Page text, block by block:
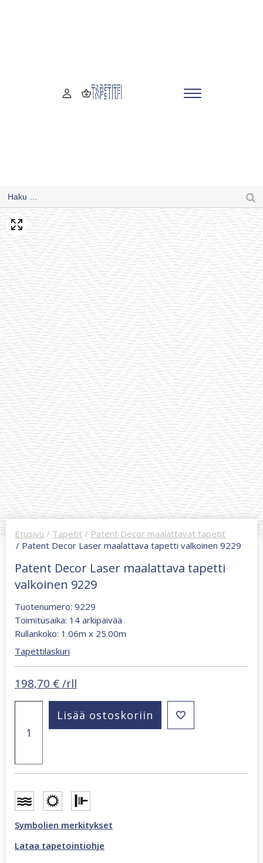
Etusivu / Tapetit / Patent Decor maalattavat tapetit
/ Patent Decor Laser maalattava tapetti valkoinen 9229
Patent Decor Laser maalattava tapetti
valkoinen 9229
Tuotenumero: 9229
Toimitusaika: 14 arkipäivää
Rullankoko: 1.06m x 25.00m
Tapettilaskuri
198,70 € /rll
Laser
valkoinen
9229
määrä
Lisää ostoskoriin
Symbolien merkitykset
Lataa tapetointiohje